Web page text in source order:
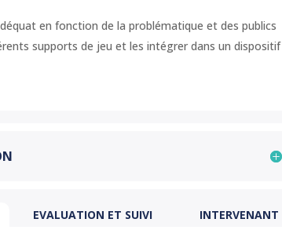
en fonction de la problématique et des publics
supports de jeu et les intégrer dans un dispositif
EVALUATION ET SUIVI INTERVENANT